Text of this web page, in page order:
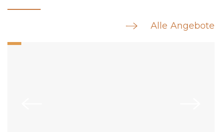
Alle Angebote